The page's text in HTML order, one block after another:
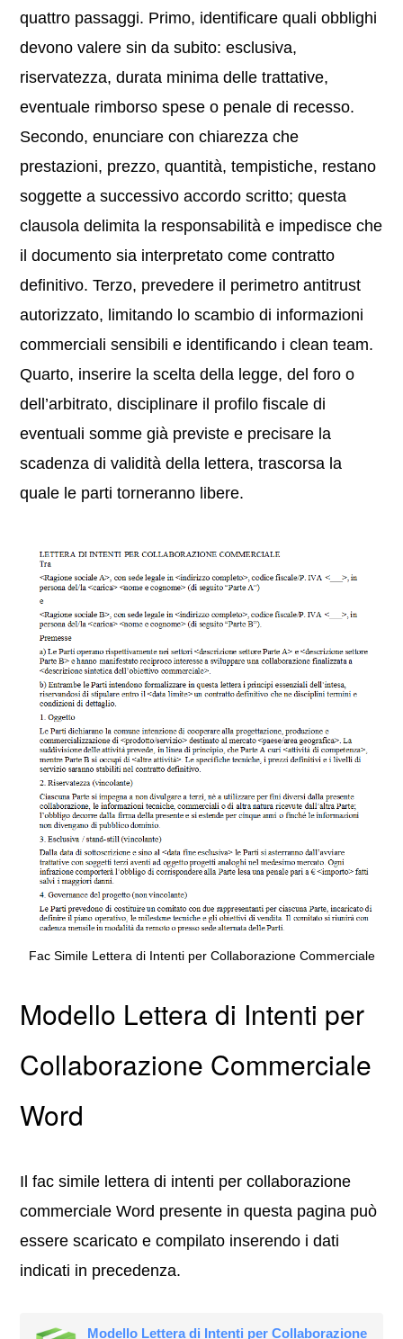
quattro passaggi. Primo, identificare quali obblighi
devono valere sin da subito: esclusiva,
riservatezza, durata minima delle trattative,
eventuale rimborso spese o penale di recesso.
Secondo, enunciare con chiarezza che
prestazioni, prezzo, quantità, tempistiche, restano
soggette a successivo accordo scritto; questa
clausola delimita la responsabilità e impedisce che
il documento sia interpretato come contratto
definitivo. Terzo, prevedere il perimetro antitrust
autorizzato, limitando lo scambio di informazioni
commerciali sensibili e identificando i clean team.
Quarto, inserire la scelta della legge, del foro o
dell’arbitrato, disciplinare il profilo fiscale di
eventuali somme già previste e precisare la
scadenza di validità della lettera, trascorsa la
quale le parti torneranno libere.
Fac Simile Lettera di Intenti per Collaborazione Commerciale
Modello Lettera di Intenti per
Collaborazione Commerciale
Word
Il fac simile lettera di intenti per collaborazione
commerciale Word presente in questa pagina può
essere scaricato e compilato inserendo i dati
indicati in precedenza.
Modello Lettera di Intenti per Collaborazione